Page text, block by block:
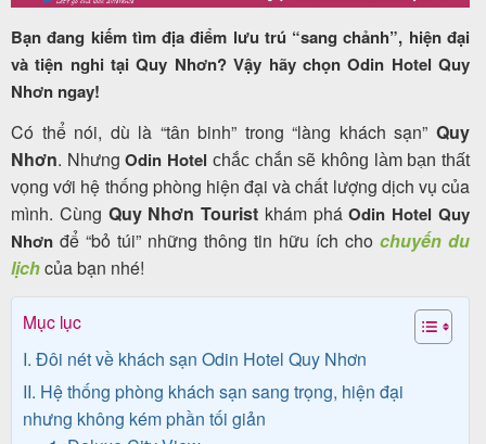
nước
Combo
Quy
Nhơn
khởi
hành
Bạn đang kiếm tìm địa điểm lưu trú “sang chảnh”, hiện đại
và tiện nghi tại Quy Nhơn? Vậy hãy chọn Odin Hotel Quy
Nhơn ngay!
Có thể nói, dù là “tân binh” trong “làng khách sạn” Quy
Nhơn. NhưngOdin Hotel chắc chắn sẽ không làm bạn thất
vọng với hệ thống phòng hiện đại và chất lượng dịch vụ của
mình. Cùng Quy Nhơn Tourist khám pháOdin Hotel Quy
Nhơn để “bỏ túi” những thông tin hữu ích cho chuyến du
lịchcủa bạn nhé!
Mục lục
I. Đôi nét về khách sạn Odin Hotel Quy Nhơn
II. Hệ thống phòng khách sạn sang trọng, hiện đại
nhưng không kém phần tối giản